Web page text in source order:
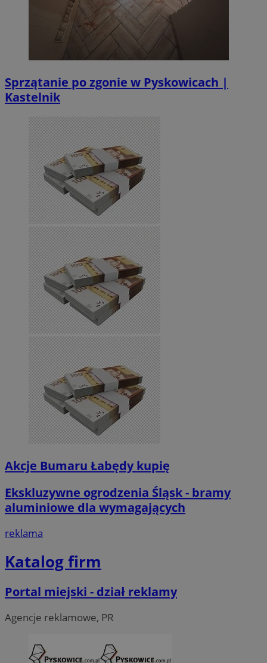
Sprzątanie po zgonie w Pyskowicach |
Kastelnik
Akcje Bumaru Łabędy kupię
Ekskluzywne ogrodzenia Śląsk - bramy
aluminiowe dla wymagających
reklama
Katalog firm
Portal miejski - dział reklamy
Agencje reklamowe, PR